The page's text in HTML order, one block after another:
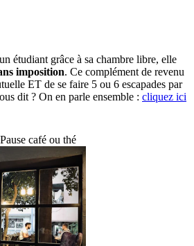
étudiant grâce à sa chambre libre, elle
imposition. Ce complément de revenu
ET de se faire 5 ou 6 escapades par
dit ? On en parle ensemble : cliquez ici
Pause café ou thé